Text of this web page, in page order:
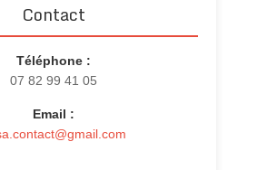
Contact
Téléphone :
07 82 99 41 05
Email :